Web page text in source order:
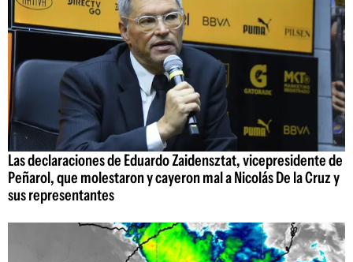
Las declaraciones de Eduardo Zaidensztat, vicepresidente de
Peñarol, que molestaron y cayeron mal a Nicolás De la Cruz y
sus representantes